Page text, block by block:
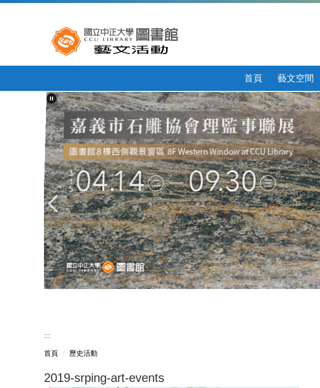
首頁 藝文空間
返璞歸真－嘉義市石雕協會理監事聯展
:::
首頁 歷史活動
2019-srping-art-events